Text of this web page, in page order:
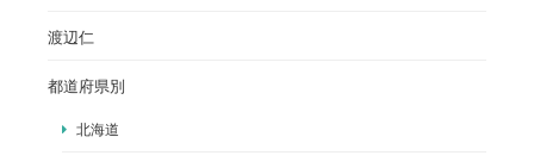
渡辺仁
都道府県別
北海道